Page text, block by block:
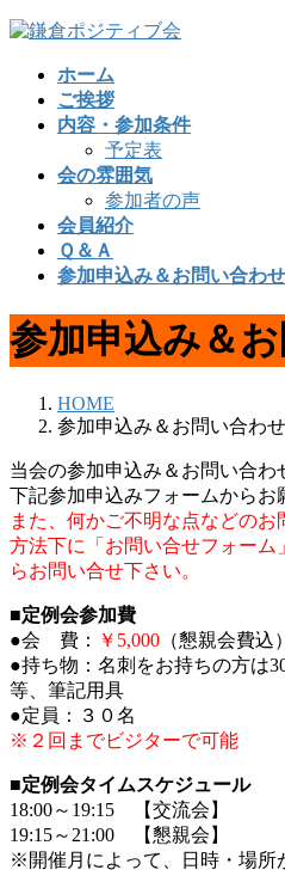
コ
ナ
ホーム
ご挨拶
内容・参加条件
予定表
会の雰囲気
参加者の声
会員紹介
Ｑ＆Ａ
参加申込み＆お問い合わせ
参加申込み＆
HOME
参加申込み＆お問い合わせ
当会の参加申込み＆お問い合わ
下記参加申込みフォームからお
また、何かご不明な点などの
方法下に「お問い合せフォー
らお問い合せ下さい。
■定例会参加費
●会 費：
￥5,000 （懇親会費込）
●持ち物：名刺をお持ちの方は
等、筆記用具
●定員：３０名
※２回までビジターで可能
■定例会タイムスケジュール
18:00～19:15 【交流会】
19:15～21:00 【懇親会】
※開催月によって、日時・場所